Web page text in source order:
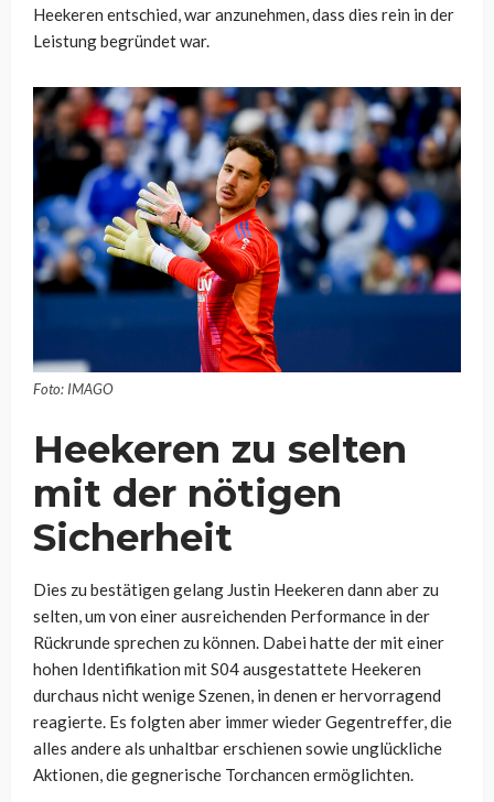
Heekeren entschied, war anzunehmen, dass dies rein in der
Leistung begründet war.
Foto: IMAGO
Heekeren zu selten
mit der nötigen
Sicherheit
Dies zu bestätigen gelang Justin Heekeren dann aber zu
selten, um von einer ausreichenden Performance in der
Rückrunde sprechen zu können. Dabei hatte der mit einer
hohen Identifikation mit S04 ausgestattete Heekeren
durchaus nicht wenige Szenen, in denen er hervorragend
reagierte. Es folgten aber immer wieder Gegentreffer, die
alles andere als unhaltbar erschienen sowie unglückliche
Aktionen, die gegnerische Torchancen ermöglichten.